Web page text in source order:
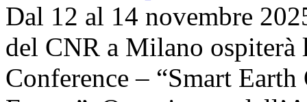
Dal 12 al 14 novembre
del CNR a Milano
Conference – “Smart